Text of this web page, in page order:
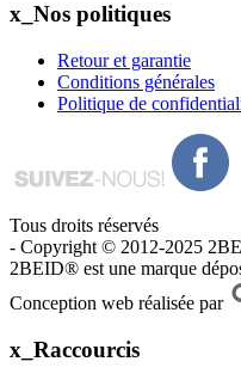
x_Nos politiques
Retour et garantie
Conditions générales
Politique de
Tous droits réservés
- Copyright © 2012-2025
2BEID® est une marque
Conception web réalisée par
x_Raccourcis